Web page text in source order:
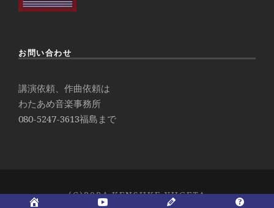
お問い合わせ
講演依頼、作曲依頼は
わたあめ音楽事務所
080-5247-3613福島まで
(C)2024 KENSUKE YUGETA